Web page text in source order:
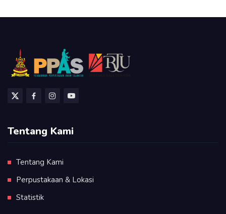
Tentang Kami
Tentang Kami
Perpustakaan & Lokasi
Statistik